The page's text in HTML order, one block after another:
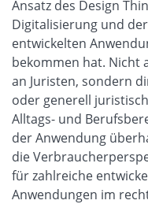
Ansatz des Design
Digitalisierung und
entwickelten
bekommen hat. Nicht
an Juristen, sondern
oder generell
Alltags- und
der Anwendung
die
für zahlreiche
Anwendungen im